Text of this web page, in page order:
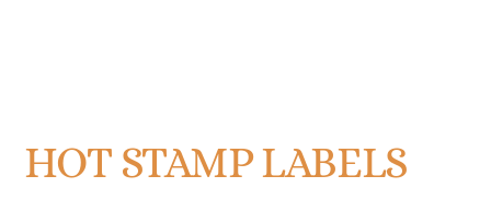
HOT STAMP LABELS